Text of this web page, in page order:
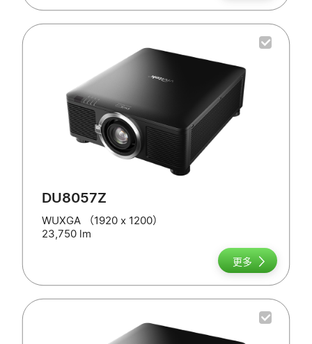
DU8057Z
WUXGA （1920 x 1200）
23,750 lm
更多